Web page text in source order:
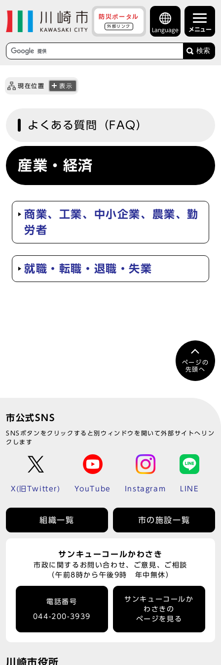
防災ポータル
外部リンク
Language メニュー
検索
現在位置 表示
よくある質問（FAQ）
産業・経済
商業、工業、中小企業、農業、勤
労者
就職・転職・退職・失業
ページの
先頭へ
市公式SNS
SNSボタンをクリックすると別ウィンドウを開いて外部サイトへリン
クします
X(旧Twitter) YouTube Instagram LINE
組織一覧 市の施設一覧
サンキューコールかわさき
市政に関するお問い合わせ、ご意見、ご相談
（午前8時から午後9時 年中無休）
電話番号
044-200-3939
サンキューコールか
わさきの
ページを見る
川崎市役所